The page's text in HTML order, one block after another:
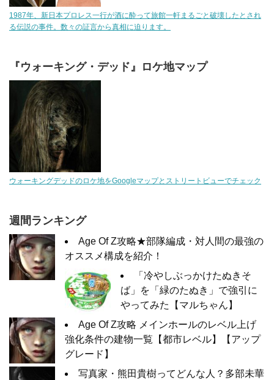
1987年、新日本プロレス一行が酒に酔って旅館一軒まるごと破壊したとされ
る伝説の事件。数々の証言から真相に迫ります。
『ウォーキング・デッド』ロケ地マップ
ウォーキングデッドのロケ地をGoogleマップとストリートビューでチェック
週間ランキング
Age Of Z攻略★部隊編成・対人間の最強の
オススメ構成を紹介！
「冷やしぶっかけたぬきそ
ば」を「緑のたぬき」で強引に
やってみた【マルちゃん】
Age Of Z攻略 メインホールのレベル上げ
強化条件の建物一覧【都市レベル】【アップ
グレード】
写真家・熊田貴樹ってどんな人？多部未華